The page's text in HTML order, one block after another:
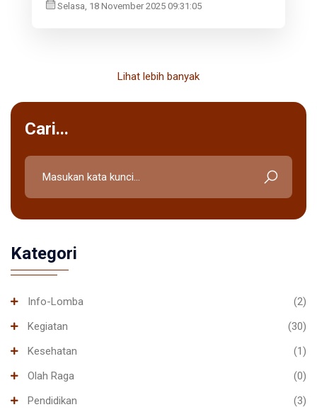
Selasa, 18 November 2025 09:31:05
Lihat lebih banyak
Cari...
Kategori
Info-Lomba
(2)
Kegiatan
(30)
Kesehatan
(1)
Olah Raga
(0)
Pendidikan
(3)